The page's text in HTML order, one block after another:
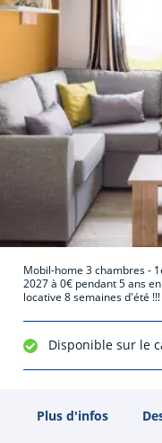
Mobil-home 3 chambres -
2027 à 0€ pendant 5 ans
locative 8 semaines d'été !!!
Disponible sur le
Plus d'infos